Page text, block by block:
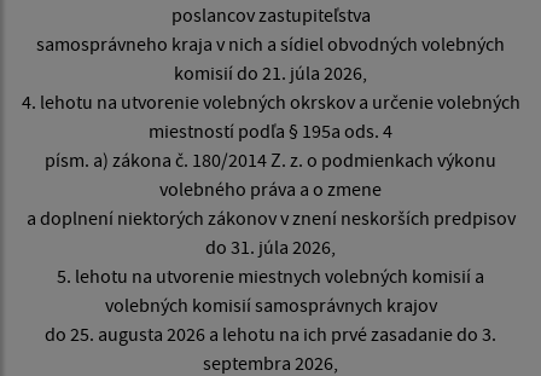
poslancov zastupiteľstva
samosprávneho kraja v nich a sídiel obvodných volebných
komisií do 21. júla 2026,
4. lehotu na utvorenie volebných okrskov a určenie volebných
miestností podľa § 195a ods. 4
písm. a) zákona č. 180/2014 Z. z. o podmienkach výkonu
volebného práva a o zmene
a doplnení niektorých zákonov v znení neskorších predpisov
do 31. júla 2026,
5. lehotu na utvorenie miestnych volebných komisií a
volebných komisií samosprávnych krajov
do 25. augusta 2026 a lehotu na ich prvé zasadanie do 3.
septembra 2026,